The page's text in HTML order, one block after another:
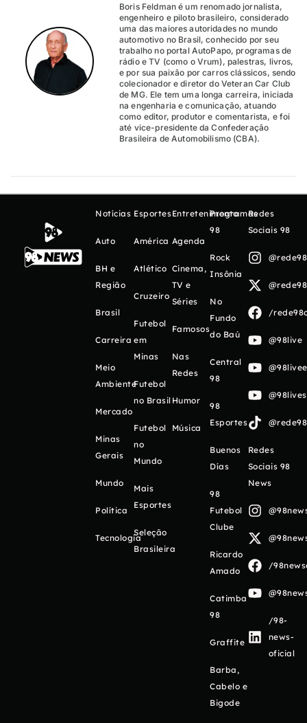
Boris Feldman é um renomado jornalista,
engenheiro e piloto brasileiro, considerado
uma das maiores autoridades no mundo
automotivo no Brasil, conhecido por seu
trabalho no portal AutoPapo, programas de
rádio e TV (como o Vrum), palestras, livros,
e por sua paixão por carros clássicos, sendo
colecionador e diretor do Veteran Car Club
de MG. Ele tem uma longa carreira, iniciada
na engenharia e comunicação, atuando
como editor, produtor e comentarista, e foi
até vice-presidente da Confederação
Brasileira de Automobilismo (CBA).
Notícias
Auto
BH e
Região
Brasil
Carreira
Meio
Ambiente
Mercado
Minas
Gerais
Mundo
Política
Tecnologia
Esportes
América
Atlético
Cruzeiro
Futebol
em
Minas
Futebol
no Brasil
Futebol
no
Mundo
Mais
Esportes
Seleção
Brasileira
Entretenimento
Agenda
Cinema,
TV e
Séries
Famosos
Nas
Redes
Humor
Música
Programas
98
Rock
Insônia
No
Fundo
do Baú
Central
98
98
Esportes
Buenos
Días
98
Futebol
Clube
Ricardo
Amado
Catimba
98
Graffite
Barba,
Cabelo e
Bigode
Redes
Sociais 98
/
@98live
Redes
Sociais 98
News
/
/98-
news-
oficial